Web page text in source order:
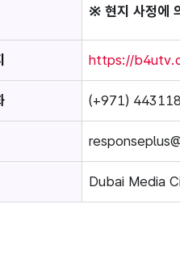
※ 현지 사정에
https://
(+971)
Dubai Media